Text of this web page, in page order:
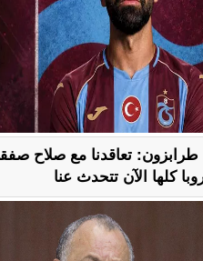
تعاقدنا مع صلاح
كلها الآن تتحدث عنا